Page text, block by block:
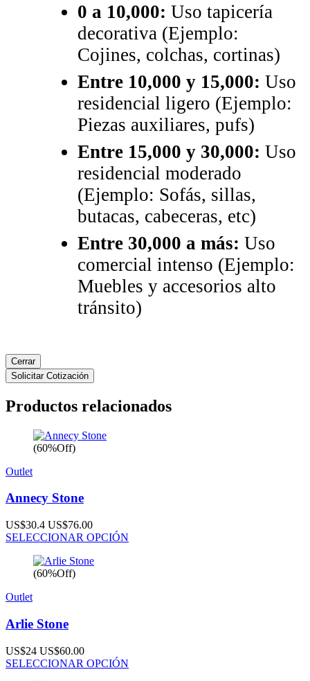
0 a 10,000: Uso tapicería
decorativa (Ejemplo:
Cojines, colchas, cortinas)
Entre 10,000 y 15,000: Uso
residencial ligero (Ejemplo:
Piezas auxiliares, pufs)
Entre 15,000 y 30,000: Uso
residencial moderado
(Ejemplo: Sofás, sillas,
butacas, cabeceras, etc)
Entre 30,000 a más: Uso
comercial intenso (Ejemplo:
Muebles y accesorios alto
tránsito)
Cerrar
Solicitar Cotización
Productos relacionados
(60%Off)
Outlet
Annecy Stone
US$30.4 US$76.00
SELECCIONAR OPCIÓN
(60%Off)
Outlet
Arlie Stone
US$24 US$60.00
SELECCIONAR OPCIÓN